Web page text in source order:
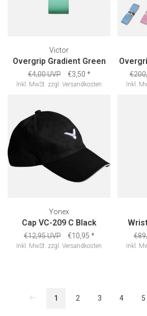
Victor
Overgrip Gradient Green
€4,00 UVP €3,50 *
Inkl. MwSt. zzgl. Versandkosten Inkl.
Yonex
Cap VC-209 C Black
€12,95 UVP €10,95 *
Inkl. MwSt. zzgl. Versandkosten Inkl.
1 2 3 4 5